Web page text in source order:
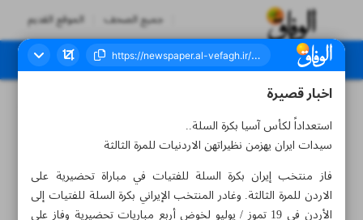
جميع الصحف الموقع القديم
العدد سبعة آلاف ومائتان وثلاثة وتسعون - ٢٦ يوليو ٢٠٢٣
اخبار قصيرة
استعداداً لكأس آسيا بكرة السلة..
سيدات ايران يهزمن نظيراتهن الاردنيات للمرة الثالثة
فاز منتخب إيران بكرة السلة للفتيات في مباراة تحضيرية علی
الاردن للمرة الثالثة. وغادر المنتخب الإيراني بكرة السلة للفتیات إلى
الأردن في 19 تموز / يوليو لخوض أربع مباريات تحضيرية وفاز على